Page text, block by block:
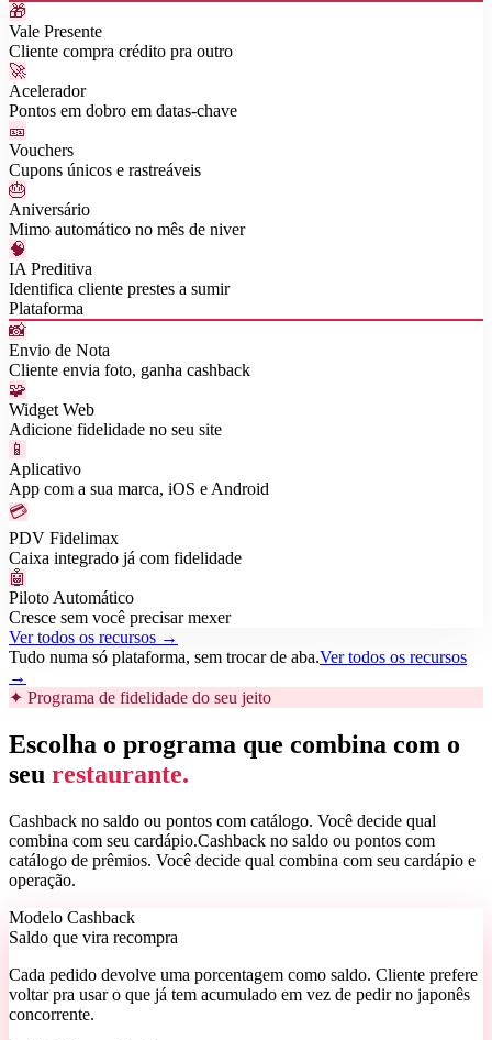
🎁
Vale Presente
Cliente compra crédito pra outro
🚀
Acelerador
Pontos em dobro em datas-chave
🎫
Vouchers
Cupons únicos e rastreáveis
🎂
Aniversário
Mimo automático no mês de niver
🧠
IA Preditiva
Identifica cliente prestes a sumir
Plataforma
📸
Envio de Nota
Cliente envia foto, ganha cashback
🧩
Widget Web
Adicione fidelidade no seu site
📱
Aplicativo
App com a sua marca, iOS e Android
💳
PDV Fidelimax
Caixa integrado já com fidelidade
🤖
Piloto Automático
Cresce sem você precisar mexer
Ver todos os recursos →
Tudo numa só plataforma, sem trocar de aba.Ver todos os recursos
→
✦ Programa de fidelidade do seu jeito
Escolha o programa que combina com o
seu restaurante.
Cashback no saldo ou pontos com catálogo. Você decide qual
combina com seu cardápio.Cashback no saldo ou pontos com
catálogo de prêmios. Você decide qual combina com seu cardápio e
operação.
Modelo Cashback
Saldo que vira recompra
Cada pedido devolve uma porcentagem como saldo. Cliente prefere
voltar pra usar o que já tem acumulado em vez de pedir no japonês
concorrente.